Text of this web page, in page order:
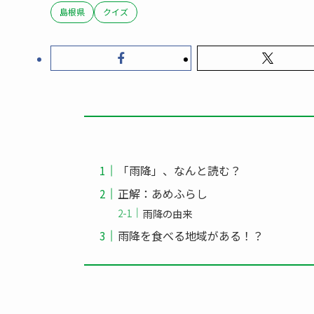
島根県 クイズ
「雨降」、なんと読む？
正解：あめふらし
雨降の由来
雨降を食べる地域がある！？